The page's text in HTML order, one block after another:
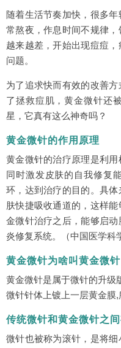
随着生活节奏加快，很多
常熬夜，作息时间不规律
越来越差，开始出现痘痘
问题。
为了追求快而有效的改善
了拯救痘肌，黄金微针还
星，它真有这么神奇吗？
黄金微针的作用原理
黄金微针的治疗原理是利用
同时激发皮肤的自我修复
环，达到治疗的目的。具
肤快捷吸收通道的，这样
金微针治疗之后，能够启
炎修复系统。（中国医学科
黄金微针为啥叫黄金微针
黄金微针是属于微针的升级
微针针体上镀上一层黄金膜,
传统微针和黄金微针之
微针也被称为滚针，是将